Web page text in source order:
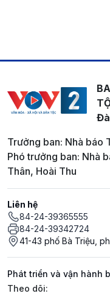
Trưởng ban: Nhà báo
Phó trưởng ban: Nhà
Thân, Hoài Thu
Liên hệ
84-24-39365555
84-24-39342724
41-43 phố Bà Triệu,
Phát triển và vận hành
Mạng xã hội
Theo dõi: